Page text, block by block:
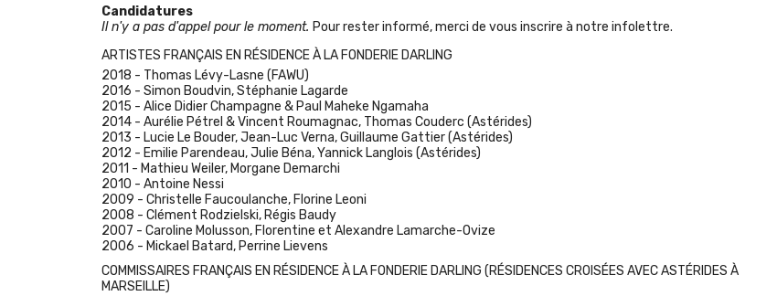
Candidatures
Il n'y a pas d'appel pour le moment. Pour rester informé, merci de vous inscrire à notre infolettre.
ARTISTES FRANÇAIS EN RÉSIDENCE À LA FONDERIE DARLING
2018 - Thomas Lévy-Lasne (FAWU)
2016 - Simon Boudvin,Stéphanie Lagarde
2015 - Alice Didier Champagne & Paul Maheke Ngamaha
2014 - Aurélie Pétrel & Vincent Roumagnac, Thomas Couderc (Astérides)
2013 - Lucie Le Bouder,Jean-Luc Verna,Guillaume Gattier(Astérides)
2012 - Emilie Parendeau,Julie Béna,Yannick Langlois (Astérides)
2011 - Mathieu Weiler, Morgane Demarchi
2010 - Antoine Nessi
2009 - Christelle Faucoulanche, Florine Leoni
2008 - Clément Rodzielski, Régis Baudy
2007 - Caroline Molusson, Florentine et Alexandre Lamarche-Ovize
2006 - Mickael Batard, Perrine Lievens
COMMISSAIRES FRANÇAIS EN RÉSIDENCE À LA FONDERIE DARLING (RÉSIDENCES CROISÉES AVEC ASTÉRIDES À
MARSEILLE)